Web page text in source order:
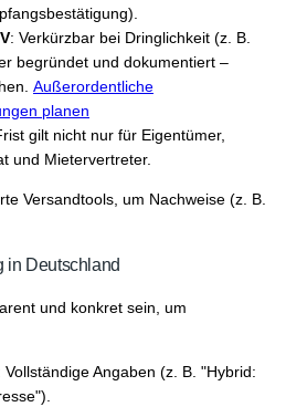
: Verkürzbar bei Dringlichkeit (z. B.
begründet und dokumentiert –
Außerordentliche
planen
gilt nicht nur für Eigentümer,
und Mietervertreter.
Versandtools, um Nachweise (z. B.
in Deutschland
und konkret sein, um
Vollständige Angaben (z. B. "Hybrid: